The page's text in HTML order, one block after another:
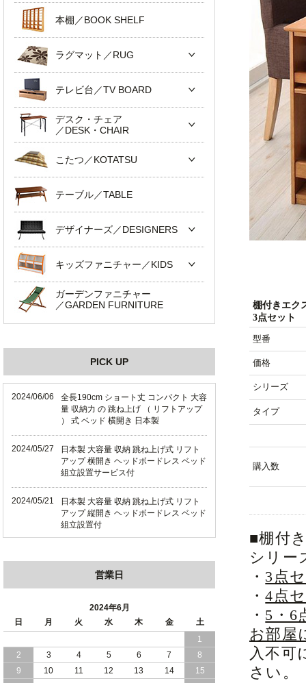
棚付きエク
3点セット
型番
価格
シリーズ
タイプ
購入数
■棚付
シリー
・ 3点
・4点
・ 5・6
お部屋
入不可
さい。
本棚／BOOK SHELF
ラグマット／RUG
テレビ台／TV BOARD
デスク・チェア
／DESK・CHAIR
こたつ／KOTATSU
テーブル／TABLE
デザイナーズ／DESIGNERS
キッズファニチャー／KIDS
ガーデンファニチャー
／GARDEN FURNITURE
PICK UP
2024/06/06
全長190cm ショート丈 コンパクト 大容
量 収納力 の 跳ね上げ （ リフトアップ
） 式 ベッド 横開き 日本製
2024/05/27
日本製 大容量 収納 跳ね上げ式 リフト
アップ 横開き ヘッドボードレス ベッド
組立設置サービス付
2024/05/21
日本製 大容量 収納 跳ね上げ式 リフト
アップ 縦開き ヘッドボードレス ベッド
組立設置付
ド 組立設置 付き
日本製 収納 跳ね上げ式 リフトアップ
ベッド 縦開き ヘッドボード 組立設置サ
ービス付き
2024/04/23
すのこ の 床板 簡単 軽い コンパクトな
大容量 収納 跳ね上げ式 ベッド
営業日
2024年6月
日
月 火 水 木 金
土
1
2
3 4 5 6 7
8
9
10 11 12 13 14
15